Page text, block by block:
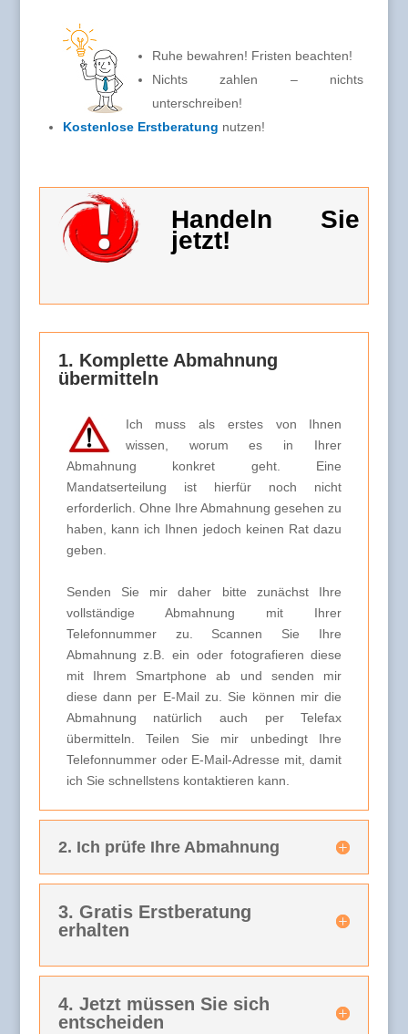
Ruhe bewahren! Fristen beachten!
Nichts zahlen – nichts
unterschreiben!
Kostenlose Erstberatung nutzen!
Handeln Sie
jetzt!
1. Komplette Abmahnung
übermitteln
Ich muss als erstes von Ihnen
wissen, worum es in Ihrer
Abmahnung konkret geht. Eine
Mandatserteilung ist hierfür noch nicht
erforderlich. Ohne Ihre Abmahnung gesehen zu
haben, kann ich Ihnen jedoch keinen Rat dazu
geben.
Senden Sie mir daher bitte zunächst Ihre
vollständige Abmahnung mit Ihrer
Telefonnummer zu. Scannen Sie Ihre
Abmahnung z.B. ein oder fotografieren diese
mit Ihrem Smartphone ab und senden mir
diese dann per E-Mail zu. Sie können mir die
Abmahnung natürlich auch per Telefax
übermitteln. Teilen Sie mir unbedingt Ihre
Telefonnummer oder E-Mail-Adresse mit, damit
ich Sie schnellstens kontaktieren kann.
2. Ich prüfe Ihre Abmahnung
3. Gratis Erstberatung
erhalten
4. Jetzt müssen Sie sich
entscheiden